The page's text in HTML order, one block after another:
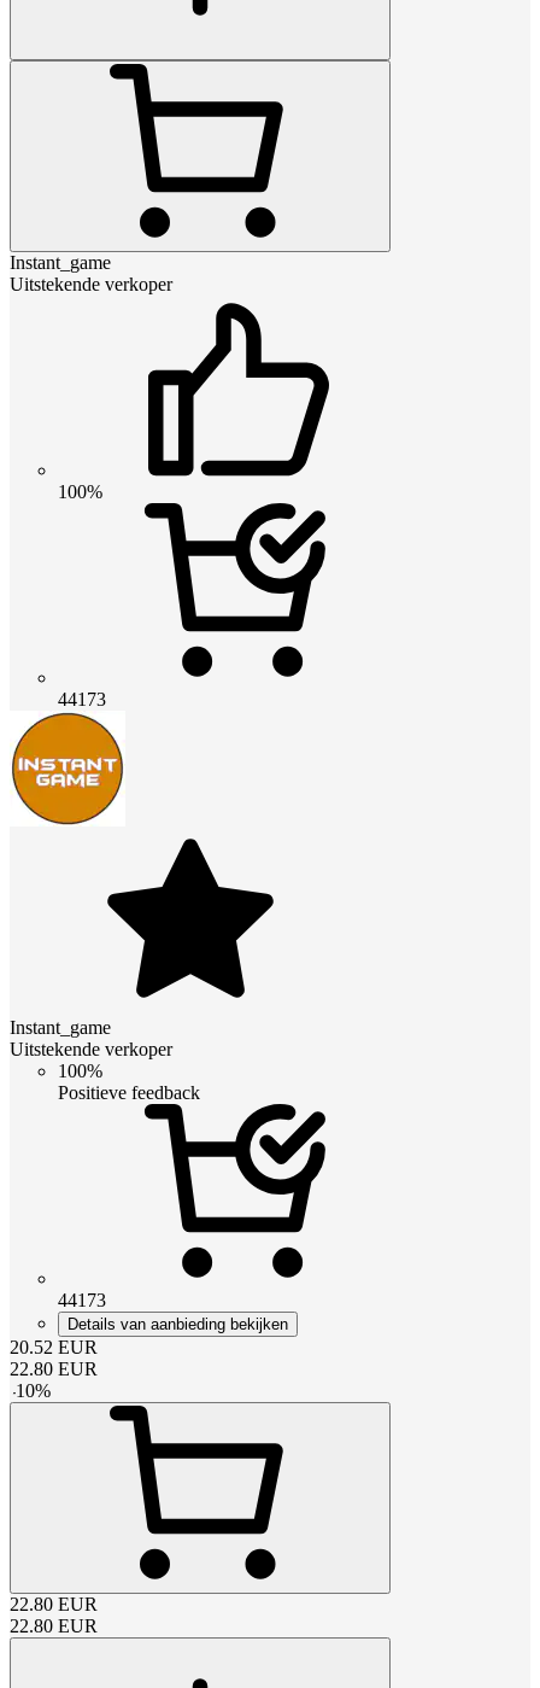
Instant_game
Uitstekende verkoper
100%
44173
Instant_game
Uitstekende verkoper
100%
Positieve feedback
44173
Details van aanbieding bekijken
20.52 EUR
22.80 EUR
-10%
22.80 EUR
22.80 EUR